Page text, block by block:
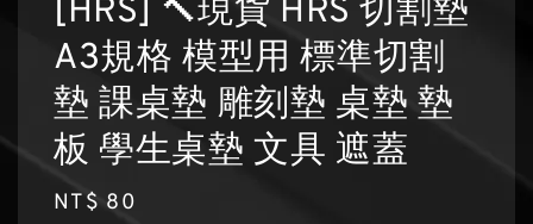
[HRS] 🔨現貨 HRS 切割墊
A3規格 模型用 標準切割
墊 課桌墊 雕刻墊 桌墊 墊
板 學生桌墊 文具 遮蓋
Regular
NT$ 80